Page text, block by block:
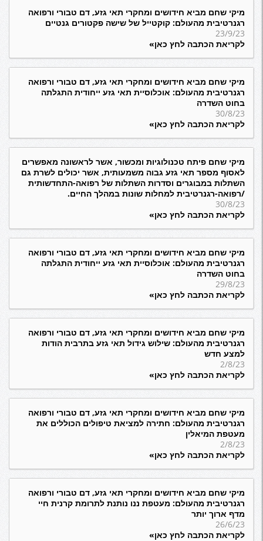
מיקי שחם מביא חידושים ומחקרי תאי גזע, דם טבורי ורפואה
רגנרטיבית מהעולם: קוקטייל של שישה פקטורים גנטיים
23/9/23
לקריאת הכתבה לחץ כאן»
מיקי שחם מביא חידושים ומחקרי תאי גזע, דם טבורי ורפואה
רגנרטיבית מהעולם: אוכלוסיית תאי גזע ייחודית התגלתה
בחוט השדרה
30/8/23
לקריאת הכתבה לחץ כאן»
מיקי שחם פיתח טכנולוגיות ומכשור, אשר לראשונה מאפשרים
לאסוף מספר תאי גזע גבוה משמעותית, אשר יכולים לשרת גם
השתלות במבוגרים וסדרות השתלות של רפואה-התחדשותית
/רפואה-רגנרטיבית למחלות שונות במהלך החיים.
30/8/23
לקריאת הכתבה לחץ כאן»
מיקי שחם מביא חידושים ומחקרי תאי גזע, דם טבורי ורפואה
רגנרטיבית מהעולם: אוכלוסיית תאי גזע ייחודית התגלתה
בחוט השדרה
29/8/23
לקריאת הכתבה לחץ כאן»
מיקי שחם מביא חידושים ומחקרי תאי גזע, דם טבורי ורפואה
רגנרטיבית מהעולם: שילוש גידול תאי גזע בתרבית הודות
למצע חדש
2/8/23
לקריאת הכתבה לחץ כאן»
מיקי שחם מביא חידושים ומחקרי תאי גזע, דם טבורי ורפואה
רגנרטיבית מהעולם: חתירה למציאת טיפולים הכוללים את
מעטפת המיאלין
2/8/23
לקריאת הכתבה לחץ כאן»
מיקי שחם מביא חידושים ומחקרי תאי גזע, דם טבורי ורפואה
רגנרטיבית מהעולם: מעטפת ננו נותנת לתרומת קרנית חיי
מדף ארוך יותר
26/6/23
לקריאת הכתבה לחץ כאן»